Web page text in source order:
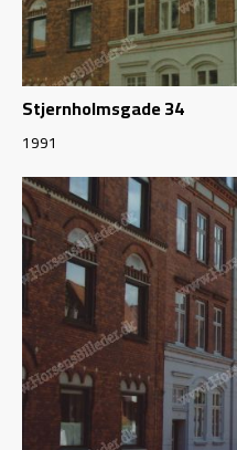
Stjernholmsgade 34
1991